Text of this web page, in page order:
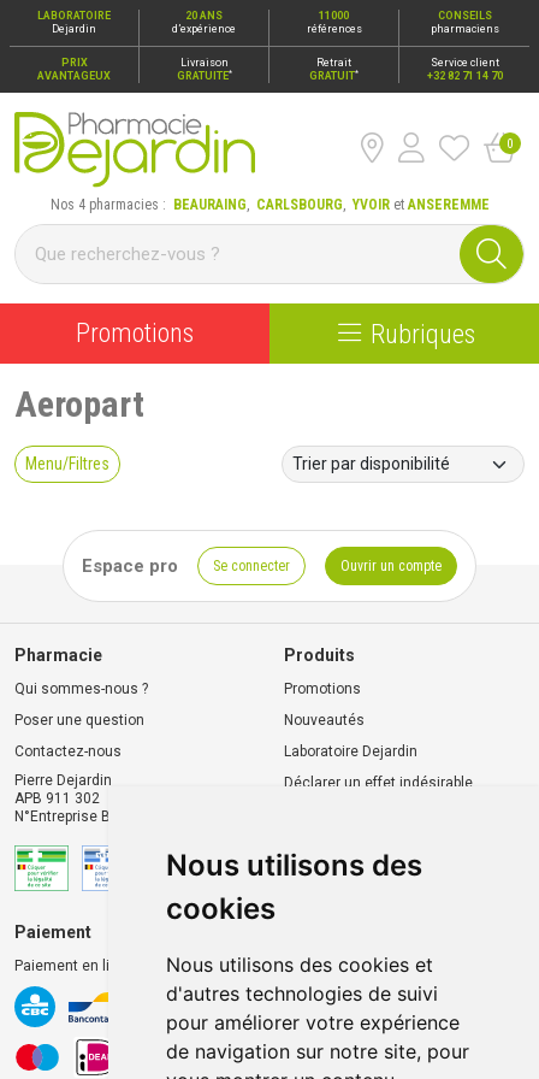
Nous utilisons des
cookies
Nous utilisons des cookies et
d'autres technologies de suivi
pour améliorer votre expérience
de navigation sur notre site, pour
LABORATOIRE
Dejardin
20 ANS
d’expérience
11000
références
CONSEILS
pharmaciens
PRIX
AVANTAGEUX
Livraison
GRATUITE*
Retrait
GRATUIT*
Service client
+32 82 71 14 70
Pharmacie Dejardin Nos 4 pharmacies : Beauraing,
0
Nos 4 pharmacies : BEAURAING, CARLSBOURG,YVOIRetANSEREMME
Promotions Rubriques
Aeropart
Menu/Filtres
Espace pro Se connecter Ouvrir un compte
Pharmacie
Qui sommes-nous ?
Poser une question
Contactez-nous
Pierre Dejardin
APB 911 302
N°Entreprise BE0446.901.764
Produits
Promotions
Nouveautés
Laboratoire Dejardin
Déclarer un effet indésirable
Paiement
Paiement en ligne 100% sécurisé
Livraison chez vous
Livraison dans un Point
d’enlèvement
Retrait dans la pharmacie